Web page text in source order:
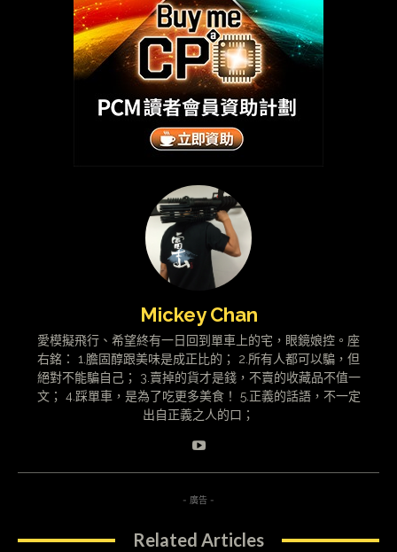
Mickey Chan
愛模擬飛行、希望終有一日回到單車上的宅，眼鏡娘控。座
右銘： 1.膽固醇跟美味是成正比的； 2.所有人都可以騙，但
絕對不能騙自己； 3.賣掉的貨才是錢，不賣的收藏品不值一
文； 4.踩單車，是為了吃更多美食！ 5.正義的話語，不一定
出自正義之人的口；
- 廣告 -
Related Articles